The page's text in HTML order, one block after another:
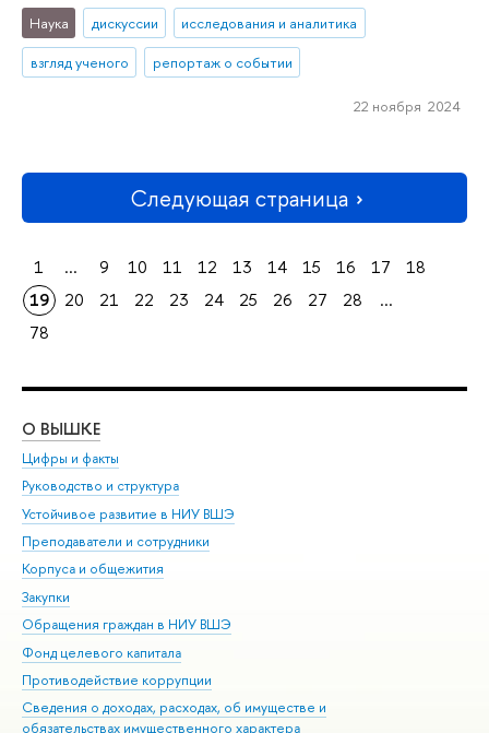
Наука дискуссии
исследования и аналитика
взгляд ученого
репортаж о событии
22 ноября 2024
Следующая страница
1 ... 9 10 11 12 13 14 15 16 17
18
19
20 21 22 23 24 25 26 27 28
...
78
О ВЫШКЕ
Цифры и факты
Руководство и структура
Устойчивое развитие в НИУ ВШЭ
Преподаватели и сотрудники
Корпуса и общежития
Закупки
Обращения граждан в НИУ ВШЭ
Фонд целевого капитала
Противодействие коррупции
Сведения о доходах, расходах, об имуществе и
обязательствах имущественного характера